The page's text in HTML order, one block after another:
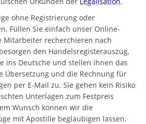
ohne Registrierung oder
Füllen Sie einfach unser Online-
Mitarbeiter recherchieren nach
den Handelsregisterauszug,
ins Deutsche und stellen ihnen das
Übersetzung und die Rechnung für
per E-Mail zu. Sie gehen kein Risiko
Unterlagen zum Festpreis
Wunsch können wir die
mit Apostille beglaubigen lassen.